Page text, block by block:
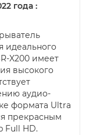
года :
идеального
X200 имеет
высокого
аудио-
формата Ultra
прекрасным
Full HD.